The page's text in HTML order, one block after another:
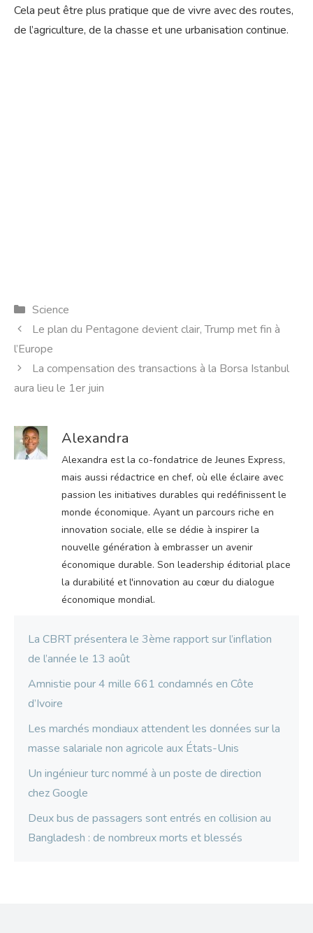
Cela peut être plus pratique que de vivre avec des routes,
de l’agriculture, de la chasse et une urbanisation continue.
Catégories
Science
Le plan du Pentagone devient clair, Trump met fin à
l’Europe
La compensation des transactions à la Borsa Istanbul
aura lieu le 1er juin
Alexandra
Alexandra est la co-fondatrice de Jeunes Express,
mais aussi rédactrice en chef, où elle éclaire avec
passion les initiatives durables qui redéfinissent le
monde économique. Ayant un parcours riche en
innovation sociale, elle se dédie à inspirer la
nouvelle génération à embrasser un avenir
économique durable. Son leadership éditorial place
la durabilité et l'innovation au cœur du dialogue
économique mondial.
La CBRT présentera le 3ème rapport sur l’inflation
de l’année le 13 août
Amnistie pour 4 mille 661 condamnés en Côte
d’Ivoire
Les marchés mondiaux attendent les données sur la
masse salariale non agricole aux États-Unis
Un ingénieur turc nommé à un poste de direction
chez Google
Deux bus de passagers sont entrés en collision au
Bangladesh : de nombreux morts et blessés